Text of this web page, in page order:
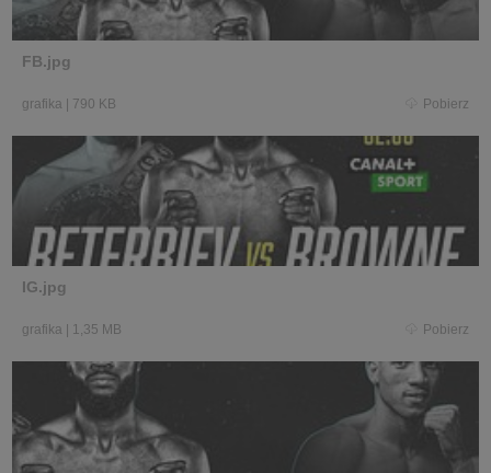
FB.jpg
grafika 790 KB Pobierz
IG.jpg
grafika 1,35 MB Pobierz